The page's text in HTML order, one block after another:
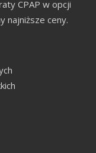
CPAP w opcji
najniższe ceny.